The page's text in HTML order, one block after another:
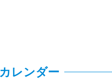
レンダー